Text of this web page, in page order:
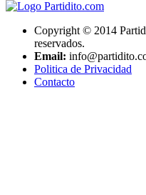
Copyright © 2014
reservados.
Email:
Politica de Privacidad
Contacto